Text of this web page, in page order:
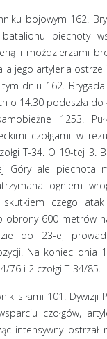
bojowym 162.
piechoty
i moździerzami
a jego artyleria
dniu 162.
o 14.30 podeszła do
1253.
czołgami w
T-34. O 19-tej 3.
Góry ale piechota
ogniem
skutkiem czego
obrony 600 metrów
do 23-ej
Na koniec dnia
76 i 2 czołgi T-34/85.
siłami 101. Dywizji
czołgów,
intensywny ostrzał